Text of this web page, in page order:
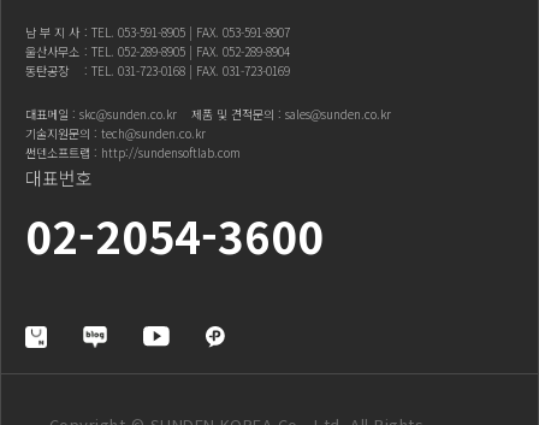
남 부 지 사 : TEL. 053-591-8905 | FAX. 053-591-8907
울산사무소 : TEL. 052-289-8905 | FAX. 052-289-8904
동탄공장
: TEL. 031-723-0168 | FAX. 031-723-0169
대표메일 : skc@sunden.co.kr 제품 및 견적문의 : sales@sunden.co.kr
기술지원문의 : tech@sunden.co.kr
썬덴소프트랩 : http://sundensoftlab.com
대표번호
02-2054-3600